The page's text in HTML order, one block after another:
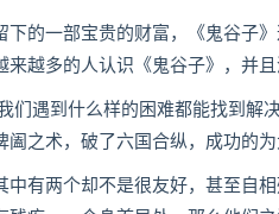
一部宝贵的财富，《鬼谷子》
越多的人认识《鬼谷子》，并且
遇到什么样的困难都能找到解
之术，破了六国合纵，成功的为
两个却不是很友好，甚至自相